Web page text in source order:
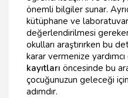
önemli bilgiler sunar.
kütüphane ve laboratuvar
değerlendirilmesi
okulları araştırırken bu
karar vermenize yardımcı
kayıtları öncesinde bu
çocuğunuzun geleceği
adımdır.